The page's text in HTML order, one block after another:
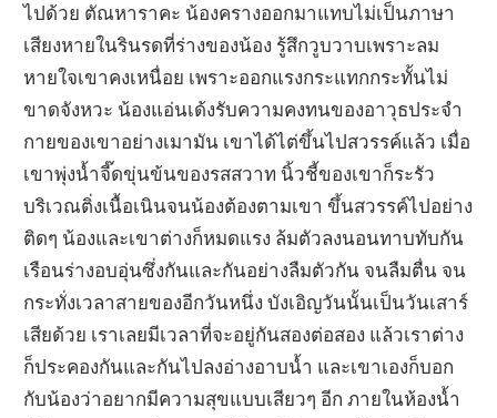
ไปด้วย ตัณหาราคะ น้องครางออกมาแทบไม่เป็นภาษา
เสียงหายในรินรดที่ร่างของน้อง รู้สึกวูบวาบเพราะลม
หายใจเขาคงเหนื่อย เพราะออกแรงกระแทกกระทั้นไม่
ขาดจังหวะ น้องแอ่นเด้งรับความคงทนของอาวุธประจำ
กายของเขาอย่างเมามัน เขาได้ไต่ขึ้นไปสวรรค์แล้ว เมื่อ
เขาพุ่งน้ำจี๊ดขุ่นข้นของรสสวาท นิ้วชี้ของเขาก็ระรัว
บริเวณติ่งเนื้อเนินจนน้องต้องตามเขา ขึ้นสวรรค์ไปอย่าง
ติดๆ น้องและเขาต่างก็หมดแรง ล้มตัวลงนอนทาบทับกัน
เรือนร่างอบอุ่นซึ่งกันและกันอย่างลืมตัวกัน จนลืมตื่น จน
กระทั่งเวลาสายของอีกวันหนึ่ง บังเอิญวันนั้นเป็นวันเสาร์
เสียด้วย เราเลยมีเวลาที่จะอยู่กันสองต่อสอง แล้วเราต่าง
ก็ประคองกันและกันไปลงอ่างอาบน้ำ และเขาเองก็บอก
กับน้องว่าอยากมีความสุขแบบเสียวๆ อีก ภายในห้องน้ำ